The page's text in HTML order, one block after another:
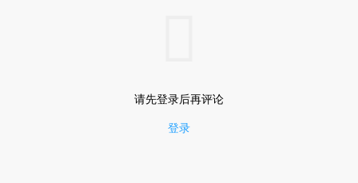
请先登录后再评论
登录